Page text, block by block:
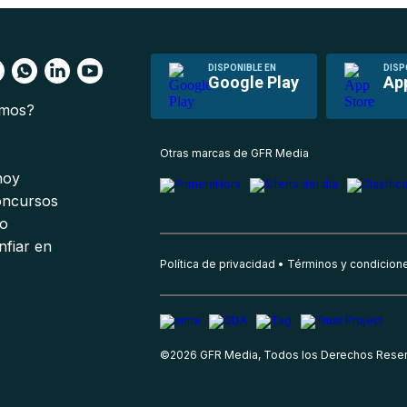
DISPONIBLE EN
Google Play
en
Otras marcas de GFR Media
Política de privacidad Términos y
©2026 GFR Media, Todos los Derechos